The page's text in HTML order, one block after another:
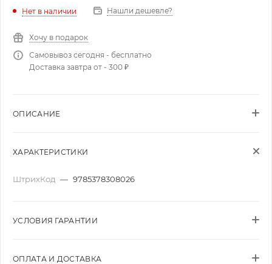
Нет в наличии Нашли дешевле?
Хочу в подарок
Самовывоз сегодня - бесплатно
Доставка завтра от - 300 ₽
ОПИСАНИЕ
ХАРАКТЕРИСТИКИ
ШтрихКод — 9785378308026
УСЛОВИЯ ГАРАНТИИ
ОПЛАТА И ДОСТАВКА